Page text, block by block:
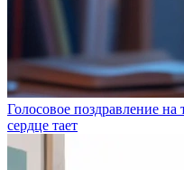
Голосовое поздравление на
сердце тает